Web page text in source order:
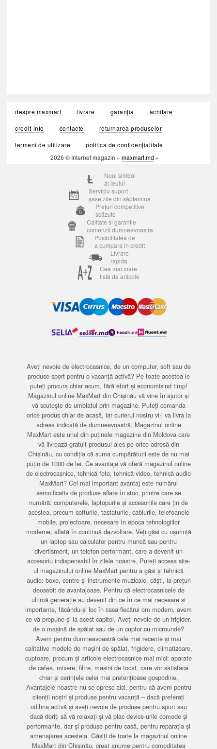
despre maxmart livrare garanția
achitare
credit-info
contacte
returnarea produselor
termeni de utilizare
politica de confidențialitate
2026 © Internet magazin « maxmart.md »
Noul simbol
al leului
Serviciu suport
șase zile din săptamina
Prețuri competitive
scăzute
Calitate si garantie
comenzii dumneavoastra
Posibilitatea de
a cumpara in credit
Livrare
rapida
Cea mai mare
listă de articole
Aveți nevoie de electrocasnice, de un computer, soft sau de
produse sport pentru o vacanță activă? Pe toate acestea le
puteți procura chiar acum, fără efort și economisind timp!
Magazinul online MaxMart din Chișinău vă vine în ajutor și
vă scutește de umblatul prin magazine. Puteți comanda
orice produs chiar de acasă, iar curierul nostru vi-l va livra la
adresa indicată de dumneavoastră. Magazinul online
MaxMart este unul din puținele magazine din Moldova care
vă livrează gratuit produsul ales pe orice adresă din
Chișinău, cu condiția că suma cumpărăturii este de nu mai
puțin de 1000 de lei. Ce avantaje vă oferă magazinul online
de electrocasnice, tehnică foto, tehnică video, tehnică audio
MaxMart? Cel mai important avantaj este numărul
semnificativ de produse aflate în stoc, printre care se
numără: computerele, laptopurile și accesoriile care țin de
acestea, precum softurile, tastaturile, cablurile, telefoanele
mobile, proiectoare, necesare în epoca tehnologiilor
moderne, aflată în continuă dezvoltare. Veți găsi cu ușurință
un laptop sau calculator pentru muncă sau pentru
divertisment, un telefon performant, care a devenit un
accesoriu indispensabil în zilele noastre. Puteți accesa site-
ul magazinului online MaxMart pentru a găsi și tehnică
audio: boxe, centre și instrumente muzicale, căști, la prețuri
deosebit de avantajoase. Pentru că electrocasnicele de
ultimă generație au devenit din ce în ce mai necesare și
importante, făcându-și loc în casa fiecărui om modern, avem
ce vă propune și la acest capitol. Aveți nevoie de un frigider,
de o mașină de spălat sau de un cuptor cu microunde?
Avem pentru dumneavoastră cele mai recente și mai
calitative modele de mașini de spălat, frigidere, climatizoare,
cuptoare, precum și articole electrocasnice mai mici: aparate
de cafea, mixere, filtre, mașini de tocat, care vor satisface
chiar și cerințele celei mai pretențioase gospodine.
Avantajele noastre nu se opresc aici, pentru că avem pentru
clienții noștri și produse pentru vacanță – dacă preferați
odihna activă și aveți nevoie de produse pentru sport sau
dacă doriți să vă relaxați și vă plac device-urile comode și
performante, dar și produse pentru casă, pentru reparația și
amenajarea acesteia. Găsiți de toate la magazinul online
MaxMart din Chișinău, creat anume pentru comoditatea